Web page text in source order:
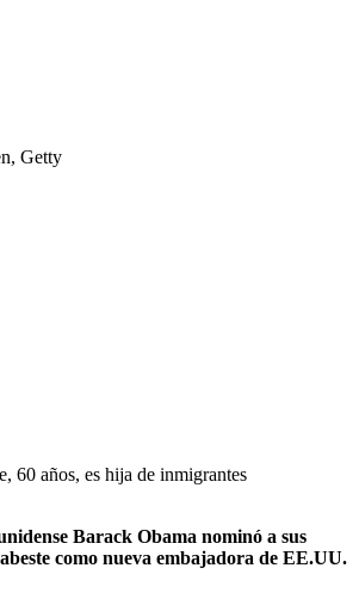
Getty
60 años, es hija de inmigrantes
Barack Obama nominó a sus
como nueva embajadora de EE.UU.